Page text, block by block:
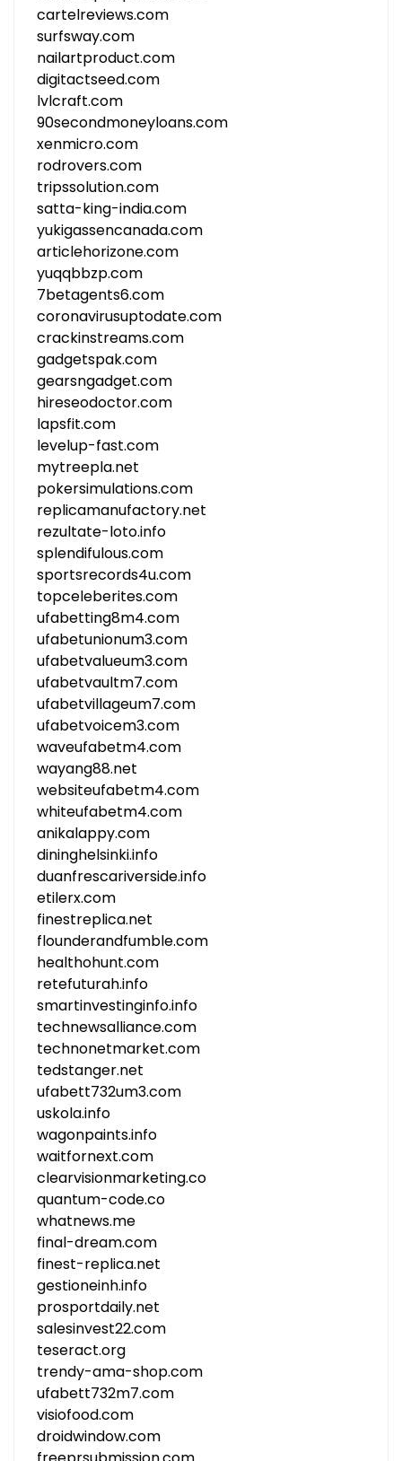
cartelreviews.com
surfsway.com
nailartproduct.com
digitactseed.com
lvlcraft.com
90secondmoneyloans.com
xenmicro.com
rodrovers.com
tripssolution.com
satta-king-india.com
yukigassencanada.com
articlehorizone.com
yuqqbbzp.com
7betagents6.com
coronavirusuptodate.com
crackinstreams.com
gadgetspak.com
gearsngadget.com
hireseodoctor.com
lapsfit.com
levelup-fast.com
mytreepla.net
pokersimulations.com
replicamanufactory.net
rezultate-loto.info
splendifulous.com
sportsrecords4u.com
topceleberites.com
ufabetting8m4.com
ufabetunionum3.com
ufabetvalueum3.com
ufabetvaultm7.com
ufabetvillageum7.com
ufabetvoicem3.com
waveufabetm4.com
wayang88.net
websiteufabetm4.com
whiteufabetm4.com
anikalappy.com
dininghelsinki.info
duanfrescariverside.info
etilerx.com
finestreplica.net
flounderandfumble.com
healthohunt.com
retefuturah.info
smartinvestinginfo.info
technewsalliance.com
technonetmarket.com
tedstanger.net
ufabett732um3.com
uskola.info
wagonpaints.info
waitfornext.com
clearvisionmarketing.co
quantum-code.co
whatnews.me
final-dream.com
finest-replica.net
gestioneinh.info
prosportdaily.net
salesinvest22.com
teseract.org
trendy-ama-shop.com
ufabett732m7.com
visiofood.com
droidwindow.com